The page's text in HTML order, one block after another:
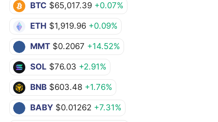
BTC $65,017.39 +0.07%
ETH $1,919.96 +0.09%
MMT $0.2067 +14.52%
SOL $76.03 +2.91%
BNB $603.48 +1.76%
BABY $0.01262 +7.31%